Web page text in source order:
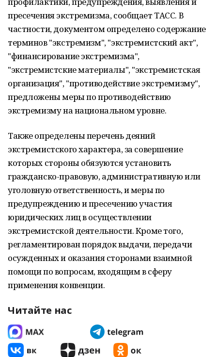
пресечения экстремизма, сообщает ТАСС. В
частности, документом определено содержание
терминов "экстремизм", "экстремистский акт",
"финансирование экстремизма",
"экстремистские материалы", "экстремистская
организация", "противодействие экстремизму",
предложены меры по противодействию
экстремизму на национальном уровне.
Также определены перечень деяний
экстремистского характера, за совершение
которых стороны обязуются установить
гражданско-правовую, административную или
уголовную ответственность, и меры по
предупреждению и пресечению участия
юридических лиц в осуществлении
экстремистской деятельности. Кроме того,
регламентирован порядок выдачи, передачи
осужденных и оказания сторонами взаимной
помощи по вопросам, входящим в сферу
применения конвенции.
Читайте нас